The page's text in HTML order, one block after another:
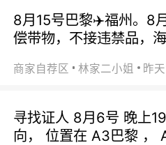
8月15号巴黎✈️福州。8
偿带物，不接违禁品，
商家自荐区 林家二小姐 昨
寻找证人 8月6号 晚上
向， 位置在 A3巴黎 ，